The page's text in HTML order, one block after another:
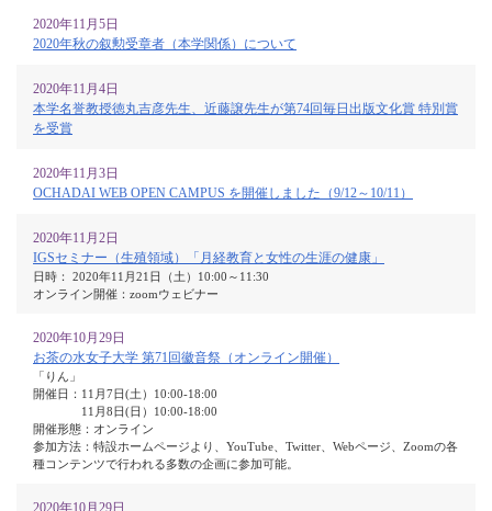
2020年11月5日
2020年秋の叙勲受章者（本学関係）について
2020年11月4日
本学名誉教授徳丸吉彦先生、近藤譲先生が第74回毎日出版文化賞 特別賞
を受賞
2020年11月3日
OCHADAI WEB OPEN CAMPUS を開催しました（9/12～10/11）
2020年11月2日
IGSセミナー（生殖領域）「月経教育と女性の生涯の健康」
日時： 2020年11月21日（土）10:00～11:30
オンライン開催：zoomウェビナー
2020年10月29日
お茶の水女子大学 第71回徽音祭（オンライン開催）
「りん」
開催日：11月7日(土）10:00-18:00
11月8日(日）10:00-18:00
開催形態：オンライン
参加方法：特設ホームページより、YouTube、Twitter、Webページ、Zoomの各
種コンテンツで行われる多数の企画に参加可能。
2020年10月29日